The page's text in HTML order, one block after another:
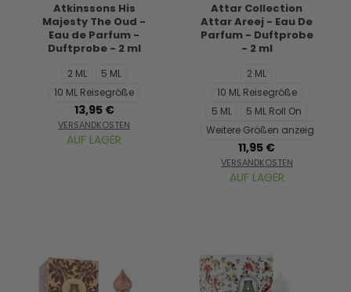
Atkinssons His
Majesty The Oud -
Eau de Parfum -
Duftprobe - 2 ml
2 ML
5 ML
10 ML Reisegröße
13,95 €
VERSANDKOSTEN
AUF LAGER
Attar Collection
Attar Areej - Eau De
Parfum - Duftprobe
- 2 ml
2 ML
10 ML Reisegröße
5 ML
5 ML Roll On
Weitere Größen anzeigen...
11,95 €
VERSANDKOSTEN
AUF LAGER